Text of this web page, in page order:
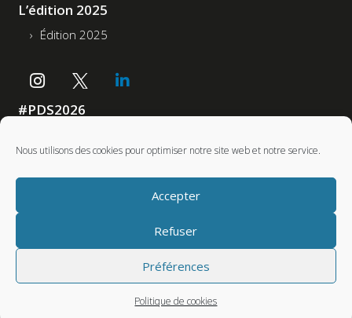
Nous utilisons des cookies pour optimiser notre site web et notre service.
Accepter
Refuser
Préférences
Politique de cookies
L’édition 2025
Édition 2025
#PDS2026
Partenaires